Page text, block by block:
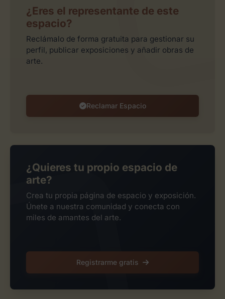
¿Eres el representante de este
espacio?
Reclámalo de forma gratuita para gestionar su
perfil, publicar exposiciones y añadir obras de
arte.
Reclamar Espacio
¿Quieres tu propio espacio de
arte?
Crea tu propia página de espacio y exposición.
Únete a nuestra comunidad y conecta con
miles de amantes del arte.
Registrarme gratis